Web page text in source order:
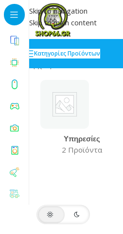
Skip to navigation
Skip to main content
Κατηγορίες Προϊόντων
Υπηρεσίες
2 Προϊόντα